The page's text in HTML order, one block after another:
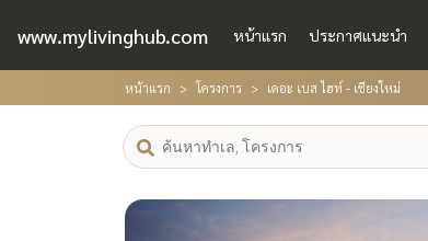
www.mylivinghub.com หน้าแรก ประกาศแนะนำ
หน้าแรก โครงการ เดอะ เบส ไฮท์ - เชียงใหม่